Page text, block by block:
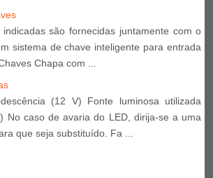
são fornecidas juntamente com o
sistema de chave inteligente para entrada
Chapa com ...
(12 V) Fonte luminosa utilizada
No caso de avaria do LED, dirija-se a uma
que seja substituído. Fa ...